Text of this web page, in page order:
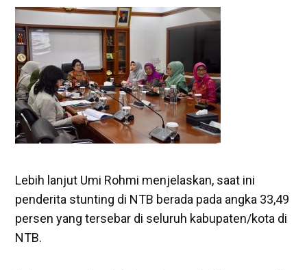
Lebih lanjut Umi Rohmi menjelaskan, saat ini
penderita stunting di NTB berada pada angka 33,49
persen yang tersebar di seluruh kabupaten/kota di
NTB.